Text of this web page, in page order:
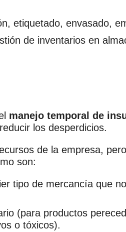
etiquetado, envasado,
de inventarios en
manejo temporal de
los desperdicios.
de la empresa,
son:
tipo de mercancía que
(para productos
o tóxicos).